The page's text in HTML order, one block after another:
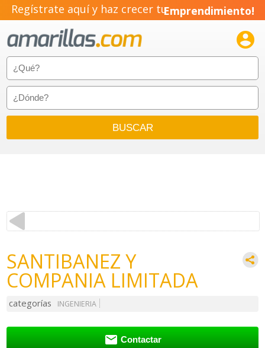
Regístrate aquí y haz crecer tuEmprendimiento!

SANTIBANEZ Y
COMPANIA LIMITADA
categorías INGENIERIA
 Contactar